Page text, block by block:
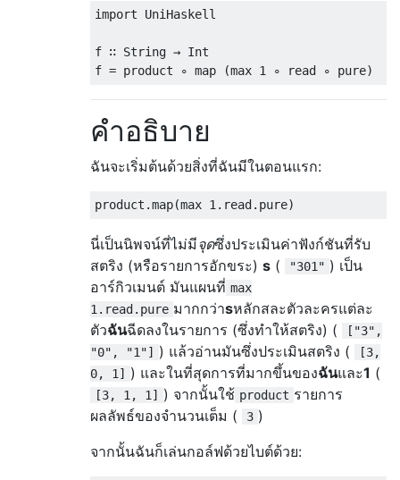
import UniHaskell
f ∷ String → Int
f = product ∘ map (max 1 ∘ read ∘ pure)
คำอธิบาย
ฉันจะเริ่มต้นด้วยสิ่งที่ฉันมีในตอนแรก:
product .map(max 1 . read . pure)
นี่เป็นนิพจน์ที่ไม่มีจุดซึ่งประเมินค่าฟังก์ชันที่รับ
สตริง (หรือรายการอักขระ) s ( "301" ) เป็น
อาร์กิวเมนต์ มันแผนที่ max
1.read.pure มากกว่าsหลักสละตัวละครแต่ละ
ตัวฉันฉีดลงในรายการ (ซึ่งทำให้สตริง) (
["3",
"0", "1"]
) แล้วอ่านมันซึ่งประเมินสตริง (
[3,
0, 1]
) และในที่สุดการที่มากขึ้นของฉันและ1 (
[3, 1, 1] ) จากนั้นใช้ product รายการ
ผลลัพธ์ของจำนวนเต็ม (
3 )
จากนั้นฉันก็เล่นกอล์ฟด้วยไบต์ด้วย: